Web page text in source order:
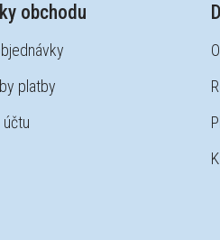
obchodu
platby
účtu